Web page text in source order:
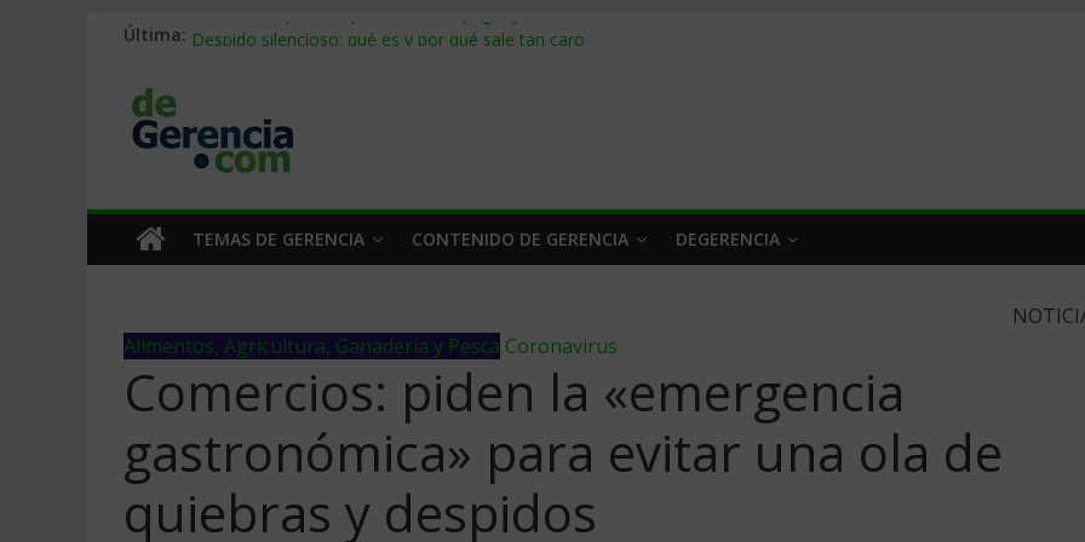
Última: Stablecoins para empresas: cómo pagar y cobrar en 2026
Trabajo forzoso en la cadena de suministro: qué hacer
Mercado hispano de EE. UU.: cómo segmentarlo y venderle
TEMAS DE GERENCIA CONTENIDO DE GERENCIA DEGERENCIA
Alimentos, Agricultura, Ganaderia y Pesca Coronavirus
Comercios: piden la «emergencia
gastronómica» para evitar una ola de
quiebras y despidos